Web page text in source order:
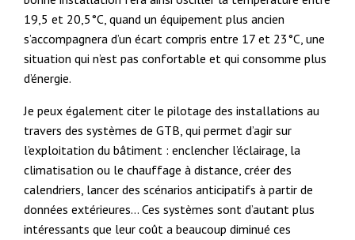
19,5 et 20,5°C, quand un équipement plus ancien
s’accompagnera d’un écart compris entre 17 et 23°C, une
situation qui n’est pas confortable et qui consomme plus
d’énergie.
Je peux également citer le pilotage des installations au
travers des systèmes de GTB, qui permet d’agir sur
l’exploitation du bâtiment : enclencher l’éclairage, la
climatisation ou le chauffage à distance, créer des
calendriers, lancer des scénarios anticipatifs à partir de
données extérieures… Ces systèmes sont d’autant plus
intéressants que leur coût a beaucoup diminué ces